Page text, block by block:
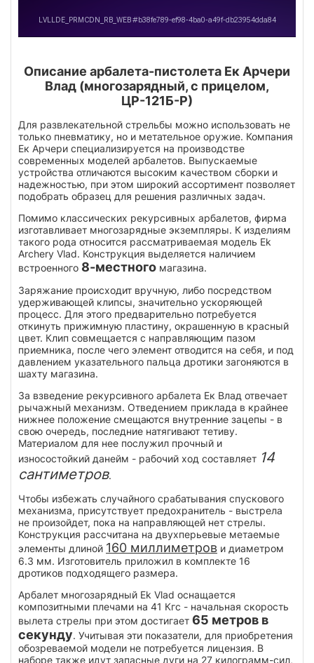
Описание арбалета-пистолета Ек Арчери
Влад (многозарядный, с прицелом,
ЦР-121Б-Р)
Для развлекательной стрельбы можно использовать не
только пневматику, но и метательное оружие. Компания
Ек Арчери специализируется на производстве
современных моделей арбалетов. Выпускаемые
устройства отличаются высоким качеством сборки и
надежностью, при этом широкий ассортимент позволяет
подобрать образец для решения различных задач.
Помимо классических рекурсивных арбалетов, фирма
изготавливает многозарядные экземпляры. К изделиям
такого рода относится рассматриваемая модель Ek
Archery Vlad. Конструкция выделяется наличием
встроенного 8-местного магазина.
Заряжание происходит вручную, либо посредством
удерживающей клипсы, значительно ускоряющей
процесс. Для этого предварительно потребуется
откинуть прижимную пластину, окрашенную в красный
цвет. Клип совмещается с направляющим пазом
приемника, после чего элемент отводится на себя, и под
давлением указательного пальца дротики загоняются в
шахту магазина.
За взведение рекурсивного арбалета Ек Влад отвечает
рычажный механизм. Отведением приклада в крайнее
нижнее положение смещаются внутренние зацепы - в
свою очередь, последние натягивают тетиву.
Материалом для нее послужил прочный и
износостойкий данейм - рабочий ход составляет 14
сантиметров.
Чтобы избежать случайного срабатывания спускового
механизма, присутствует предохранитель - выстрела
не произойдет, пока на направляющей нет стрелы.
Конструкция рассчитана на двухперьевые метаемые
элементы длиной 160 миллиметров и диаметром
6.3 мм. Изготовитель приложил в комплекте 16
дротиков подходящего размера.
Арбалет многозарядный Ek Vlad оснащается
композитными плечами на 41 Кгс - начальная скорость
вылета стрелы при этом достигает 65 метров в
секунду. Учитывая эти показатели, для приобретения
обозреваемой модели не потребуется лицензия. В
наборе также идут запасные дуги на 27 килограмм-сил,